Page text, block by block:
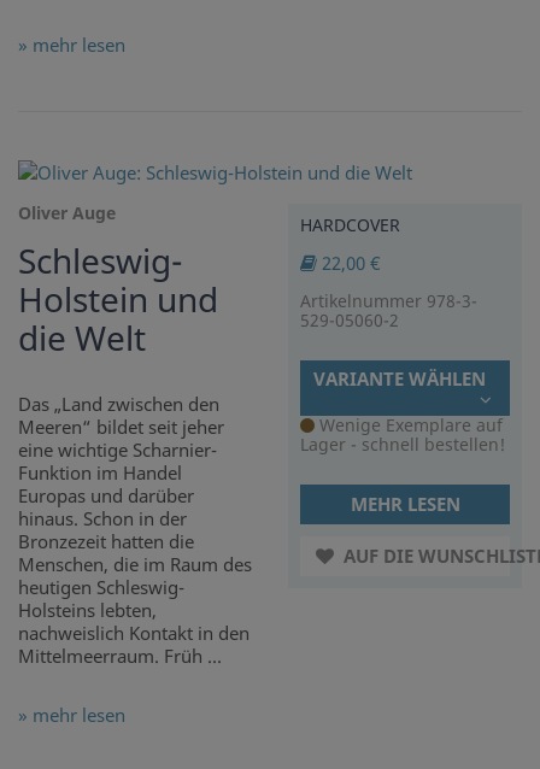
» mehr lesen
Oliver Auge
Schleswig-
Holstein und
die Welt
Das „Land zwischen den
Meeren“ bildet seit jeher
eine wichtige Scharnier-
Funktion im Handel
Europas und darüber
hinaus. Schon in der
Bronzezeit hatten die
Menschen, die im Raum des
heutigen Schleswig-
Holsteins lebten,
nachweislich Kontakt in den
Mittelmeerraum. Früh ...
» mehr lesen
HARDCOVER
22,00 €
Artikelnummer 978-3-
529-05060-2
VARIANTE WÄHLEN
Wenige Exemplare auf
Lager - schnell bestellen!
MEHR LESEN
AUF DIE